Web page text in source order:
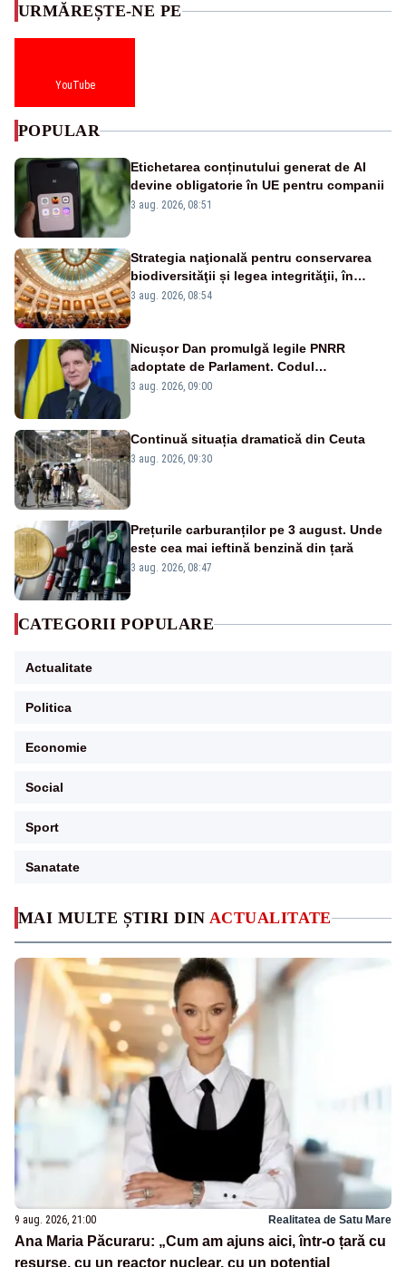
MAI MULTE ȘTIRI DIN ACTUALITATE
9 aug. 2026, 21:00 Realitatea de Satu Mare
Ana Maria Păcuraru: „Cum am ajuns aici, într-o țară cu
resurse, cu un reactor nuclear, cu un potențial
URMĂREȘTE-NE PE
YouTube
POPULAR
Etichetarea conținutului generat de AI
devine obligatorie în UE pentru companii
3 aug. 2026, 08:51
Strategia naţională pentru conservarea
biodiversităţii și legea integrităţii, în
dezbatere
3 aug. 2026, 08:54
Nicușor Dan promulgă legile PNRR
adoptate de Parlament. Codul
urbanismului, printre actele normative
3 aug. 2026, 09:00
Continuă situația dramatică din Ceuta
3 aug. 2026, 09:30
Prețurile carburanților pe 3 august. Unde
este cea mai ieftină benzină din țară
3 aug. 2026, 08:47
CATEGORII POPULARE
Actualitate
Politica
Economie
Social
Sport
Sanatate